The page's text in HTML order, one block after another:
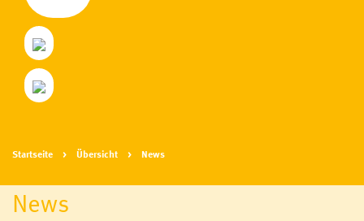
Startseite Übersicht News
News